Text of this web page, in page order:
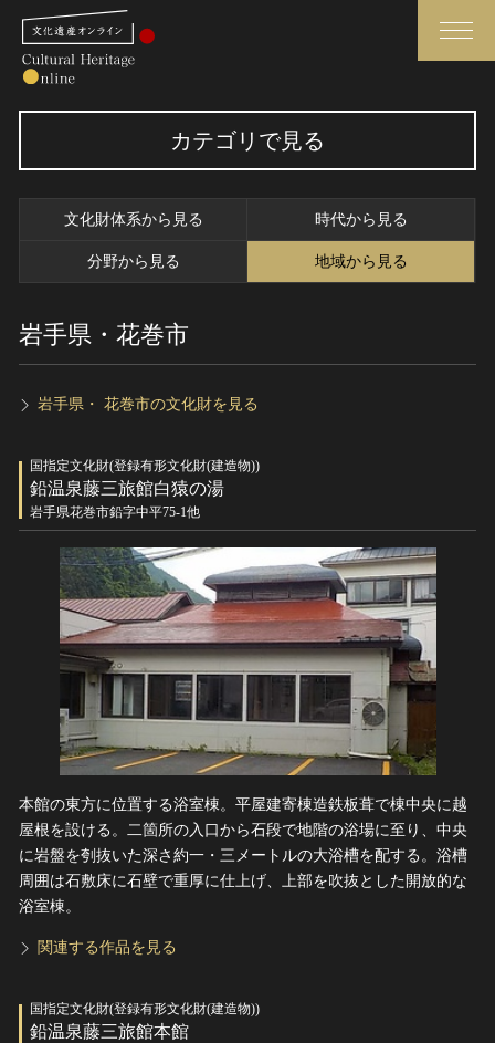
さらに詳細検索
トップ
作品一覧
カテゴリで見る
全国の美術館・博物館
世界遺産
無形文化遺産
動画で見る無形の文化財
博物館、美術館の皆さまへ
お知らせ一覧
関連サイトリンク
サイトマップ
サイトのご意見はこちら
文化遺産データベース
国指定文化財等データベース
カテゴリで見る
文化財体系から見る 時代から見る
分野から見る 地域から見る
岩手県・花巻市
岩手県・ 花巻市の文化財を見る
国指定文化財(登録有形文化財(建造物))
鉛温泉藤三旅館白猿の湯
岩手県花巻市鉛字中平75-1他
本館の東方に位置する浴室棟。平屋建寄棟造鉄板葺で棟中央に越
屋根を設ける。二箇所の入口から石段で地階の浴場に至り、中央
に岩盤を刳抜いた深さ約一・三メートルの大浴槽を配する。浴槽
周囲は石敷床に石壁で重厚に仕上げ、上部を吹抜とした開放的な
浴室棟。
関連する作品を見る
国指定文化財(登録有形文化財(建造物))
鉛温泉藤三旅館本館